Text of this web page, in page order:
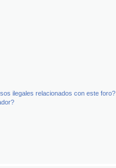
ilegales relacionados con este foro?